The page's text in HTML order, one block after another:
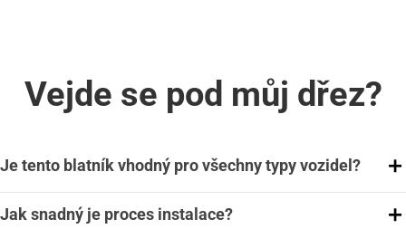
Vejde se pod můj dřez?
Je tento blatník vhodný pro všechny typy vozidel?
Jak snadný je proces instalace?